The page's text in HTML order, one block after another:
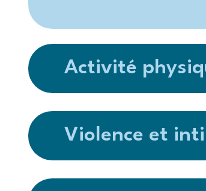
Activité
Violence et